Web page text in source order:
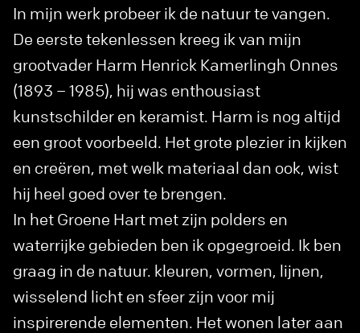
In mijn werk probeer ik de natuur te vangen.
De eerste tekenlessen kreeg ik van mijn
grootvader Harm Henrick Kamerlingh Onnes
(1893 – 1985), hij was enthousiast
kunstschilder en keramist. Harm is nog altijd
een groot voorbeeld. Het grote plezier in kijken
en creëren, met welk materiaal dan ook, wist
hij heel goed over te brengen.
In het Groene Hart met zijn polders en
waterrijke gebieden ben ik opgegroeid. Ik ben
graag in de natuur. kleuren, vormen, lijnen,
wisselend licht en sfeer zijn voor mij
inspirerende elementen. Het wonen later aan